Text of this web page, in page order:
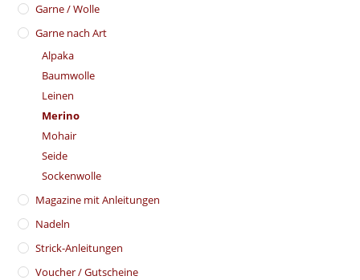
Garne / Wolle
Garne nach Art
Alpaka
Baumwolle
Leinen
Merino
Mohair
Seide
Sockenwolle
Magazine mit Anleitungen
Nadeln
Strick-Anleitungen
Voucher / Gutscheine